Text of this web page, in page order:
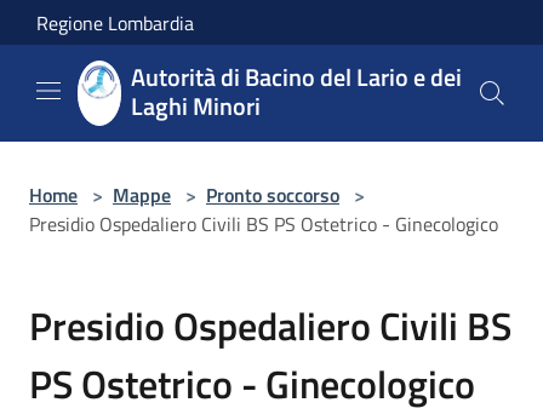
Salta al contenuto principale
Regione Lombardia
Autorità di Bacino del Lario e dei
Laghi Minori
Home > Mappe > Pronto soccorso >
Presidio Ospedaliero Civili BS PS Ostetrico - Ginecologico
Presidio Ospedaliero Civili BS
PS Ostetrico - Ginecologico